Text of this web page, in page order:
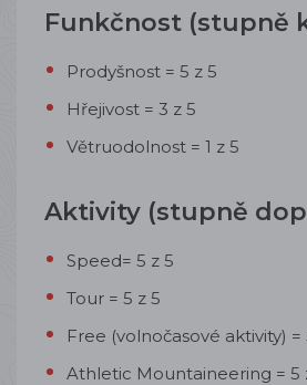
Funkčnost (stupně
Prodyšnost = 5 z 5
Hřejivost = 3 z 5
Větruodolnost = 1 z 5
Aktivity (stupně
Speed= 5 z 5
Tour = 5 z 5
Free (volnočasové aktivity) =
Athletic Mountaineering = 5